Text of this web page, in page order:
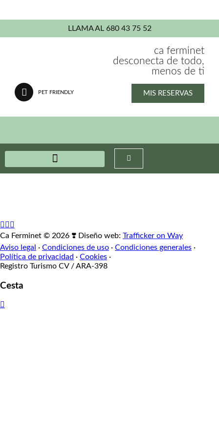
LLAMA AL 680 43 75 52
ca ferminet
desconecta de todo,
menos de ti
PET FRIENDLY MIS RESERVAS
Ca Ferminet © 2026 ❣️ Diseño web: Trafficker on Way
Aviso legal
· Condiciones de uso · Condiciones generales ·
Política de privacidad · Cookies ·
Registro Turismo CV / ARA-398
Cesta